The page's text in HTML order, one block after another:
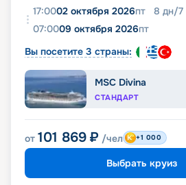
17:0002 октября 2026пт 8 дн/7
07:0009 октября 2026пт
Вы посетите 3 страны:
MSC Divina
СТАНДАРТ
от 101 869 ₽ /чел +1 000
Выбрать круиз